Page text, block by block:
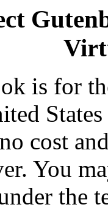
is for
cost
You
the